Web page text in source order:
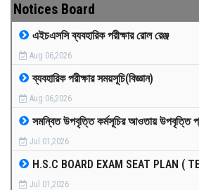
GALLERY
MEDIA
PAYMENT
CO-CURRICULUM
RESULTS
Notices Board
এইচএসসি ব্যবহারিক পরীক্ষার রোল রেঞ্জ
Aug 06,2026
ব্যবহারিক পরীক্ষার সময়সূচি(বিজ্ঞান)
Aug 06,2026
সমন্বিত উপবৃত্তি কর্মসূচির আওতায় উপবৃত্তি
Jul 01,2026
H.S.C BOARD EXAM SEAT PLAN (
Jul 01,2026